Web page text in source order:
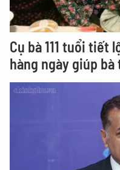
Cụ bà 111 tuổi tiết
hàng ngày giúp